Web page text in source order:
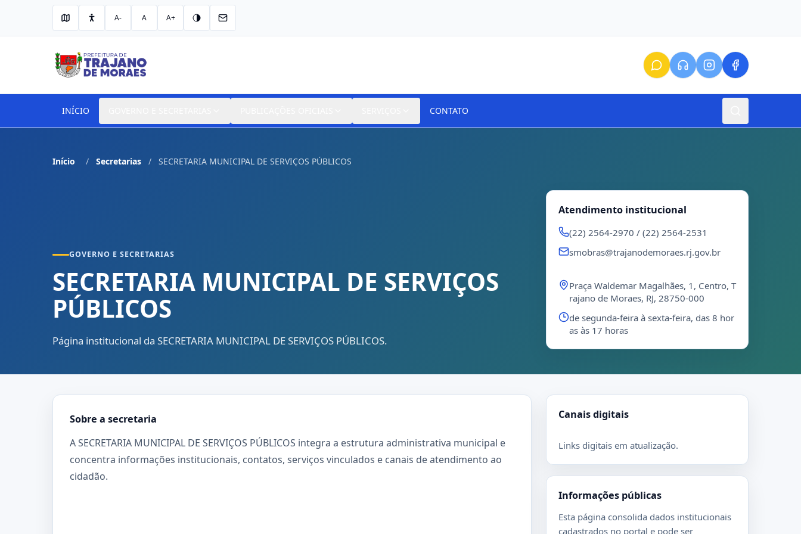
A- A A+
INÍCIO CONTATO
Início Secretarias SECRETARIA MUNICIPAL DE SERVIÇOS PÚBLICOS
GOVERNO E SECRETARIAS
SECRETARIA MUNICIPAL DE SERVIÇOS
PÚBLICOS
Página institucional da SECRETARIA MUNICIPAL DE SERVIÇOS PÚBLICOS.
Atendimento institucional
(22) 2564-2970 / (22) 2564-2531
smobras@trajanodemoraes.rj.gov.br
Praça Waldemar Magalhães, 1, Centro, T
rajano de Moraes, RJ, 28750-000
de segunda-feira à sexta-feira, das 8 hor
as às 17 horas
Sobre a secretaria
A SECRETARIA MUNICIPAL DE SERVIÇOS PÚBLICOS integra a estrutura administrativa municipal e
concentra informações institucionais, contatos, serviços vinculados e canais de atendimento ao
cidadão.
Canais digitais
Links digitais em atualização.
Informações públicas
Esta página consolida dados institucionais
cadastrados no portal e pode ser